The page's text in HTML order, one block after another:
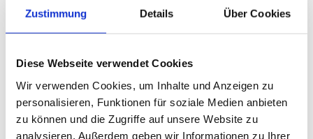
Zustimmung Details Über Cookies
Diese Webseite verwendet Cookies
Wir verwenden Cookies, um Inhalte und Anzeigen zu
personalisieren, Funktionen für soziale Medien anbieten
zu können und die Zugriffe auf unsere Website zu
analysieren. Außerdem geben wir Informationen zu Ihrer
Energie mit einem Partner an ihrer Seite an. Vorbehaltlich der
Januar dieses Jahres 40 Prozent an der 100-prozentigen Tochter
„Die Energiebranche steht vor der großen Herausforderung der
Energiewende. Die ZG Raiffeisen will langfristig in diesem